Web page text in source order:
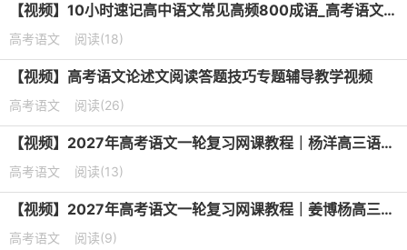
【视频】10小时速记高中语文常见高频800成语_高考语文成语专题课
高考语文 阅读(18)
【视频】高考语文论述文阅读答题技巧专题辅导教学视频
高考语文 阅读(26)
【视频】2027年高考语文一轮复习网课教程｜杨洋高三语文上学期暑假班视频教程
高考语文 阅读(13)
【视频】2027年高考语文一轮复习网课教程｜姜博杨高三语文上学期暑假班视频教程
高考语文 阅读(9)